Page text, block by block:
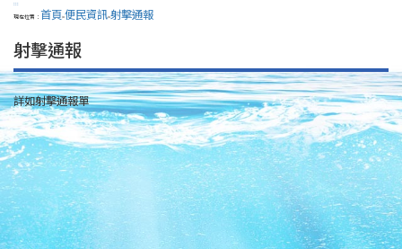
:::
現在位置： 首頁>便民資訊>射擊通報
射擊通報
詳如射擊通報單